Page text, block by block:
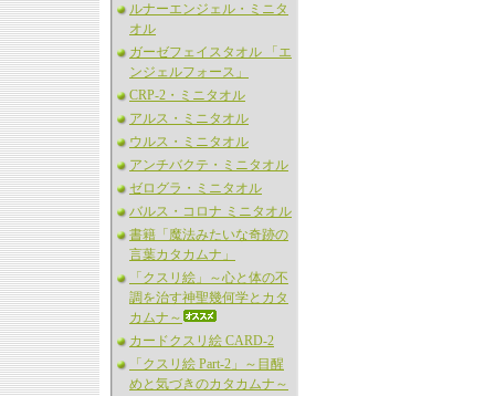
ルナーエンジェル・ミニタ
オル
ガーゼフェイスタオル 「エ
ンジェルフォース」
CRP-2・ミニタオル
アルス・ミニタオル
ウルス・ミニタオル
アンチバクテ・ミニタオル
ゼログラ・ミニタオル
バルス・コロナ ミニタオル
書籍「魔法みたいな奇跡の
言葉カタカムナ」
「クスリ絵」～心と体の不
調を治す神聖幾何学とカタ
カムナ～
カードクスリ絵 CARD-2
「クスリ絵 Part-2」～目醒
めと気づきのカタカムナ～